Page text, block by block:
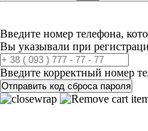
Введите номер телефона,
Вы указывали при
Введите корректный номер
Отправить код сброса пароля